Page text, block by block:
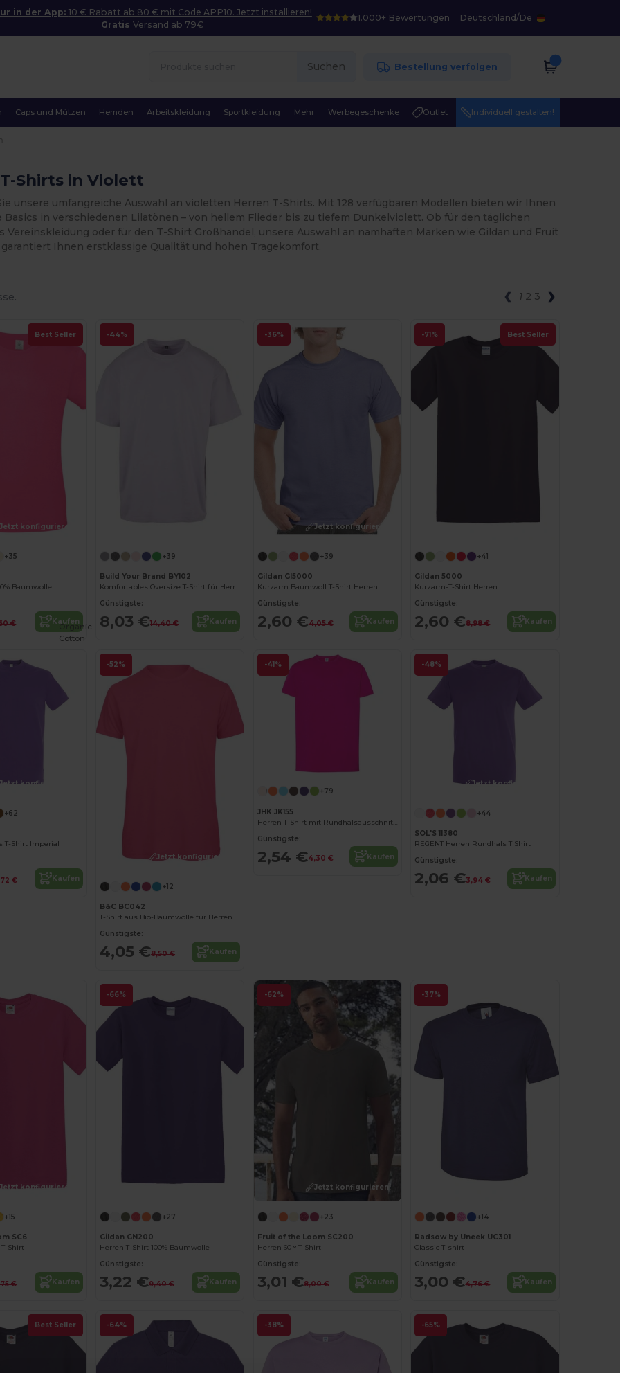
in der App: 10 € Rabatt ab 80 € mit Code APP10. Jetzt installieren!
GratisVersand ab 79€
1.000+ Bewertungen Deutschland/De
Suchen Bestellung verfolgen
Caps und Mützen Hemden Arbeitskleidung Sportkleidung Mehr Werbegeschenke Outlet Individuell gestalten!
Shirts in Violett
unsere umfangreiche Auswahl an violetten Herren T-Shirts. Mit 128 verfügbaren Modellen bieten wir Ihnen
Basics in verschiedenen Lilatönen – von hellem Flieder bis zu tiefem Dunkelviolett. Ob für den täglichen
Vereinskleidung oder für den T-Shirt Großhandel, unsere Auswahl an namhaften Marken wie Gildan und Fruit
Ihnen erstklassige Qualität und hohen Tragekomfort.
1 2 3
Best Seller
Jetzt konfigurieren!
+35
Baumwolle
€ Kaufen
-44%
+39
Build Your Brand BY102
Komfortables Oversize T-Shirt für Herren
Günstigste:
8,03 €14,40 € Kaufen
-36%
Jetzt konfigurieren!
+39
Gildan GI5000
Kurzarm Baumwoll T-Shirt Herren
Günstigste:
2,60 €4,05 € Kaufen
-71% Best Seller
Jetzt konfigurieren!
+41
Gildan 5000
Kurzarm-T-Shirt Herren
Günstigste:
2,60 €8,98 € Kaufen
konfigurieren!
+62
T-Shirt Imperial
€ Kaufen
-52%
Organic
Cotton
Jetzt konfigurieren!
+12
B&C BC042
T-Shirt aus Bio-Baumwolle für Herren
Günstigste:
4,05 €8,50 € Kaufen
-41%
+79
JHK JK155
Herren T-Shirt mit Rundhalsausschnitt 155
Günstigste:
2,54 €4,30 € Kaufen
-48%
Jetzt konfigurieren!
+44
SOL'S 11380
REGENT Herren Rundhals T Shirt
Günstigste:
2,06 €3,94 € Kaufen
konfigurieren!
+15
SC6
Shirt
€ Kaufen
-66%
Jetzt konfigurieren!
+27
Gildan GN200
Herren T-Shirt 100% Baumwolle
Günstigste:
3,22 €9,40 € Kaufen
-62%
Jetzt konfigurieren!
+23
Fruit of the Loom SC200
Herren 60 ° T-Shirt
Günstigste:
3,01 €8,00 € Kaufen
-37%
+14
Radsow by Uneek UC301
Classic T-shirt
Günstigste:
3,00 €4,76 € Kaufen
Best Seller -64% -38% -65%